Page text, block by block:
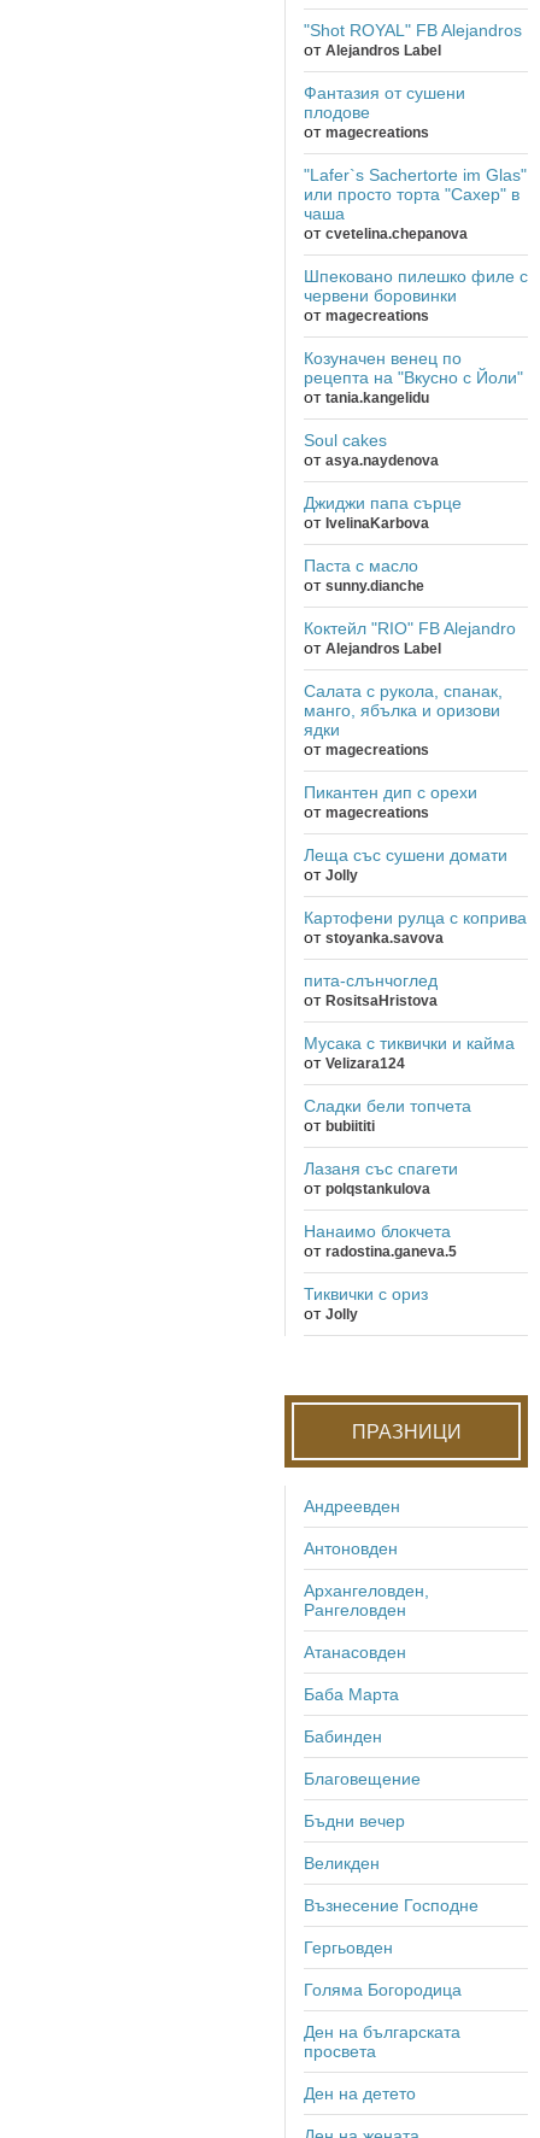
"Shot ROYAL" FB Alejandros
от Alejandros Label
Фантазия от сушени
плодове
от magecreations
"Lafer`s Sachertorte im Glas"
или просто торта "Сахер" в
чаша
от cvetelina.chepanova
Шпековано пилешко филе с
червени боровинки
от magecreations
Козуначен венец по
рецепта на "Вкусно с Йоли"
от tania.kangelidu
Soul cakes
от asya.naydenova
Джиджи папа сърце
от IvelinaKarbova
Паста с масло
от sunny.dianche
Коктейл "RIO" FB Alejandro
от Alejandros Label
Салата с рукола, спанак,
манго, ябълка и оризови
ядки
от magecreations
Пикантен дип с орехи
от magecreations
Леща със сушени домати
от Jolly
Картофени рулца с коприва
от stoyanka.savova
пита-слънчоглед
от RositsaHristova
Мусака с тиквички и кайма
от Velizara124
Сладки бели топчета
от bubiititi
Лазаня със спагети
от polqstankulova
Нанаимо блокчета
от radostina.ganeva.5
Тиквички с ориз
от Jolly
ПРАЗНИЦИ
Андреевден
Антоновден
Архангеловден,
Рангеловден
Атанасовден
Баба Марта
Бабинден
Благовещение
Бъдни вечер
Великден
Възнесение Господне
Гергьовден
Голяма Богородица
Ден на българската
просвета
Ден на детето